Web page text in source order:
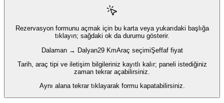
Rezervasyon formunu açmak için bu karta veya yukarıdaki başlığa
tıklayın; sağdaki ok da durumu gösterir.
Dalaman → Dalyan29 KmAraç seçimiŞeffaf fiyat
Tarih, araç tipi ve iletişim bilgileriniz kayıtlı kalır; paneli istediğiniz
zaman tekrar açabilirsiniz.
Aynı alana tekrar tıklayarak formu kapatabilirsiniz.